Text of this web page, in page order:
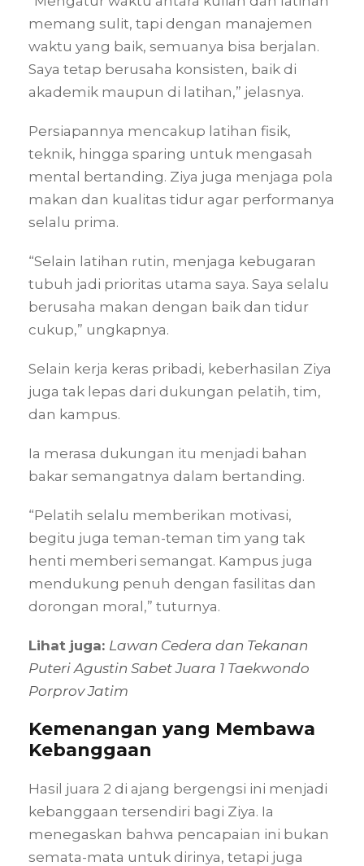
memang sulit, tapi dengan manajemen
waktu yang baik, semuanya bisa berjalan.
Saya tetap berusaha konsisten, baik di
akademik maupun di latihan,” jelasnya.
Persiapannya mencakup latihan fisik,
teknik, hingga sparing untuk mengasah
mental bertanding. Ziya juga menjaga pola
makan dan kualitas tidur agar performanya
selalu prima.
“Selain latihan rutin, menjaga kebugaran
tubuh jadi prioritas utama saya. Saya selalu
berusaha makan dengan baik dan tidur
cukup,” ungkapnya.
Selain kerja keras pribadi, keberhasilan Ziya
juga tak lepas dari dukungan pelatih, tim,
dan kampus.
Ia merasa dukungan itu menjadi bahan
bakar semangatnya dalam bertanding.
“Pelatih selalu memberikan motivasi,
begitu juga teman-teman tim yang tak
henti memberi semangat. Kampus juga
mendukung penuh dengan fasilitas dan
dorongan moral,” tuturnya.
Lihat juga: Lawan Cedera dan Tekanan
Puteri Agustin Sabet Juara 1 Taekwondo
Porprov Jatim
Kemenangan yang Membawa
Kebanggaan
Hasil juara 2 di ajang bergengsi ini menjadi
kebanggaan tersendiri bagi Ziya. Ia
menegaskan bahwa pencapaian ini bukan
semata-mata untuk dirinya, tetapi juga